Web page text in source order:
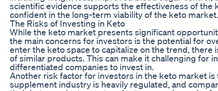
scientific evidence supports the effectiveness of
confident in the long-term viability of the keto market.
The Risks of Investing in Keto
While the keto market presents significant
the main concerns for investors is the potential for
enter the keto space to capitalize on the trend,
of similar products. This can make it challenging for
differentiated companies to invest in.
Another risk factor for investors in the keto market
supplement industry is heavily regulated, and